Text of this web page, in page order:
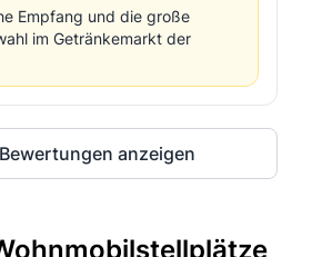
Empfang und die große
im Getränkemarkt der
anzeigen